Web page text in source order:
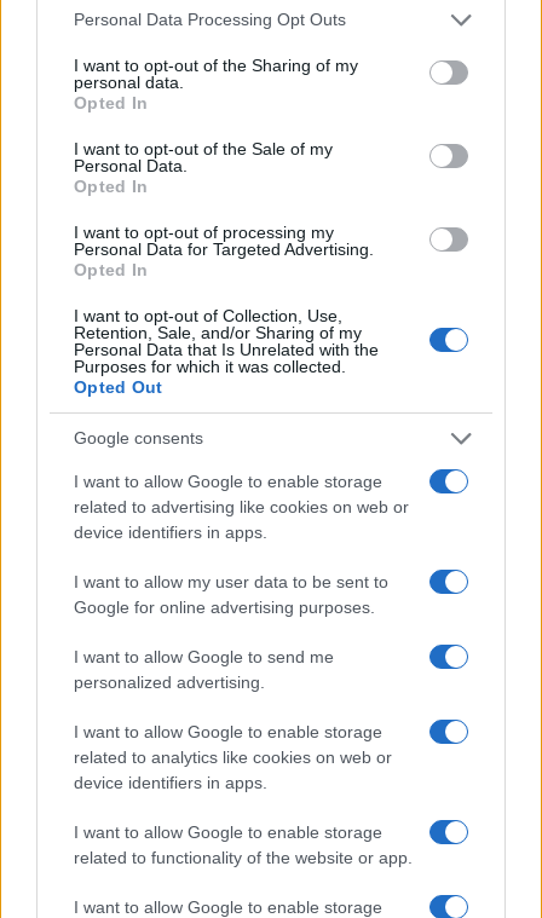
Please note that this website/app uses one or more Google
not limited to your visit or usage behaviour. You may click to
grant or deny consent to Google and its third-party tags to
use your data for below specified purposes in below Google
consent section.
Personal Data Processing Opt Outs
I want to opt-out of the Sharing of my
personal data.
Opted In
I want to opt-out of the Sale of my
Personal Data.
Opted In
I want to opt-out of processing my
Personal Data for Targeted Advertising.
Opted In
I want to opt-out of Collection, Use,
Retention, Sale, and/or Sharing of my
Personal Data that Is Unrelated with the
Purposes for which it was collected.
Opted Out
Google consents
I want to allow Google to enable storage
related to advertising like cookies on web or
device identifiers in apps.
I want to allow my user data to be sent to
Google for online advertising purposes.
I want to allow Google to send me
personalized advertising.
I want to allow Google to enable storage
related to analytics like cookies on web or
device identifiers in apps.
I want to allow Google to enable storage
related to functionality of the website or app.
I want to allow Google to enable storage
Continua a leggere
Pieve Comics 2026: tutto ciò che devi sapere
sull’evento nerd di Perugia